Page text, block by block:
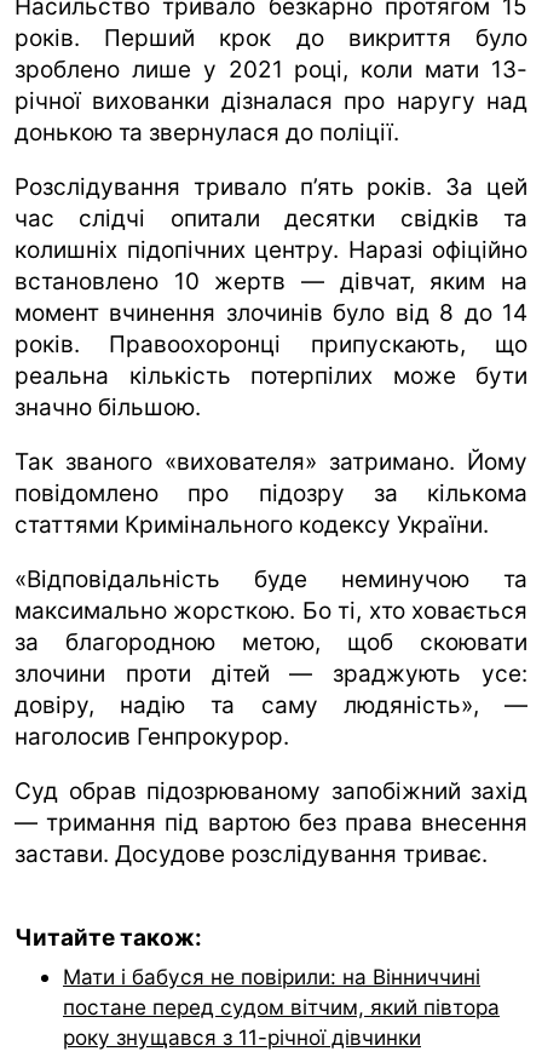
Насильство тривало безкарно протягом 15
років. Перший крок до викриття було
зроблено лише у 2021 році, коли мати 13-
річної вихованки дізналася про наругу над
донькою та звернулася до поліції.
Розслідування тривало п’ять років. За цей
час слідчі опитали десятки свідків та
колишніх підопічних центру. Наразі офіційно
встановлено 10 жертв — дівчат, яким на
момент вчинення злочинів було від 8 до 14
років. Правоохоронці припускають, що
реальна кількість потерпілих може бути
значно більшою.
Так званого «вихователя» затримано. Йому
повідомлено про підозру за кількома
статтями Кримінального кодексу України.
«Відповідальність буде неминучою та
максимально жорсткою. Бо ті, хто ховається
за благородною метою, щоб скоювати
злочини проти дітей — зраджують усе:
довіру, надію та саму людяність», —
наголосив Генпрокурор.
Суд обрав підозрюваному запобіжний захід
— тримання під вартою без права внесення
застави. Досудове розслідування триває.
Читайте також:
Мати і бабуся не повірили: на Вінниччині
постане перед судом вітчим, який півтора
року знущався з 11-річної дівчинки